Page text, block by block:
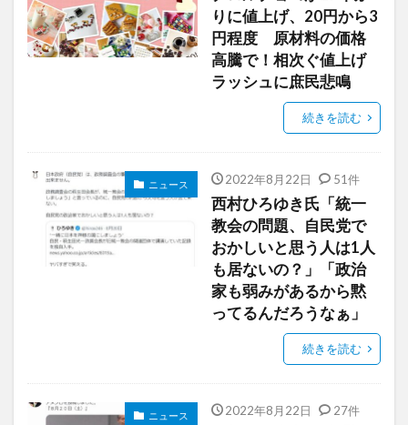
りに値上げ、20円から3
円程度 原材料の価格
高騰で！相次ぐ値上げ
ラッシュに庶民悲鳴
続きを読む
ニュース 2022年8月22日 51件
西村ひろゆき氏「統一
教会の問題、自民党で
おかしいと思う人は1人
も居ないの？」「政治
家も弱みがあるから黙
ってるんだろうなぁ」
続きを読む
ニュース 2022年8月22日 27件